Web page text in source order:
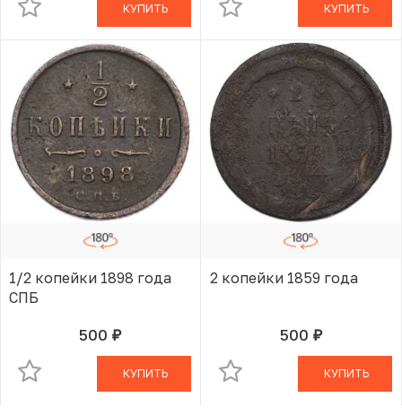
КУПИТЬ КУПИТЬ
1/2 копейки 1898 года
СПБ
500 руб.В КОРЗИНЕ
КУПИТЬ
2 копейки 1859 года
500 руб.В КОРЗИНЕ
КУПИТЬ